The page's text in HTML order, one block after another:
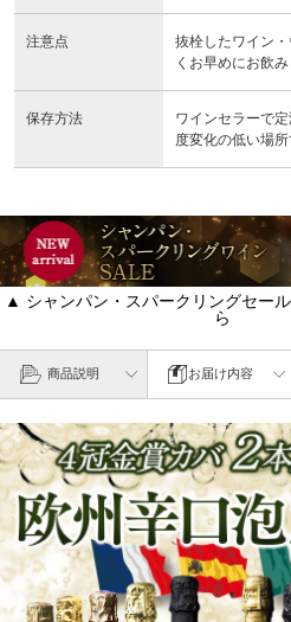
注意点
抜栓したワイン
くお早めにお飲
保存方法
ワインセラーで
度変化の低い場
▲ シャンパン・スパークリングセー
ら
商品説明 お届け内容